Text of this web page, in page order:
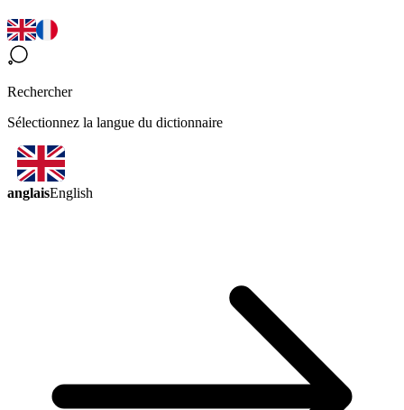
Rechercher
Sélectionnez la langue du dictionnaire
anglaisEnglish